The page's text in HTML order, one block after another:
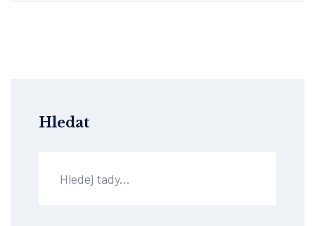
Hledat